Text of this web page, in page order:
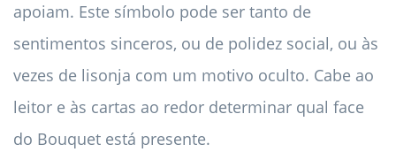
apoiam. Este símbolo pode ser tanto de
sentimentos sinceros, ou de polidez social, ou às
vezes de lisonja com um motivo oculto. Cabe ao
leitor e às cartas ao redor determinar qual face
do Bouquet está presente.